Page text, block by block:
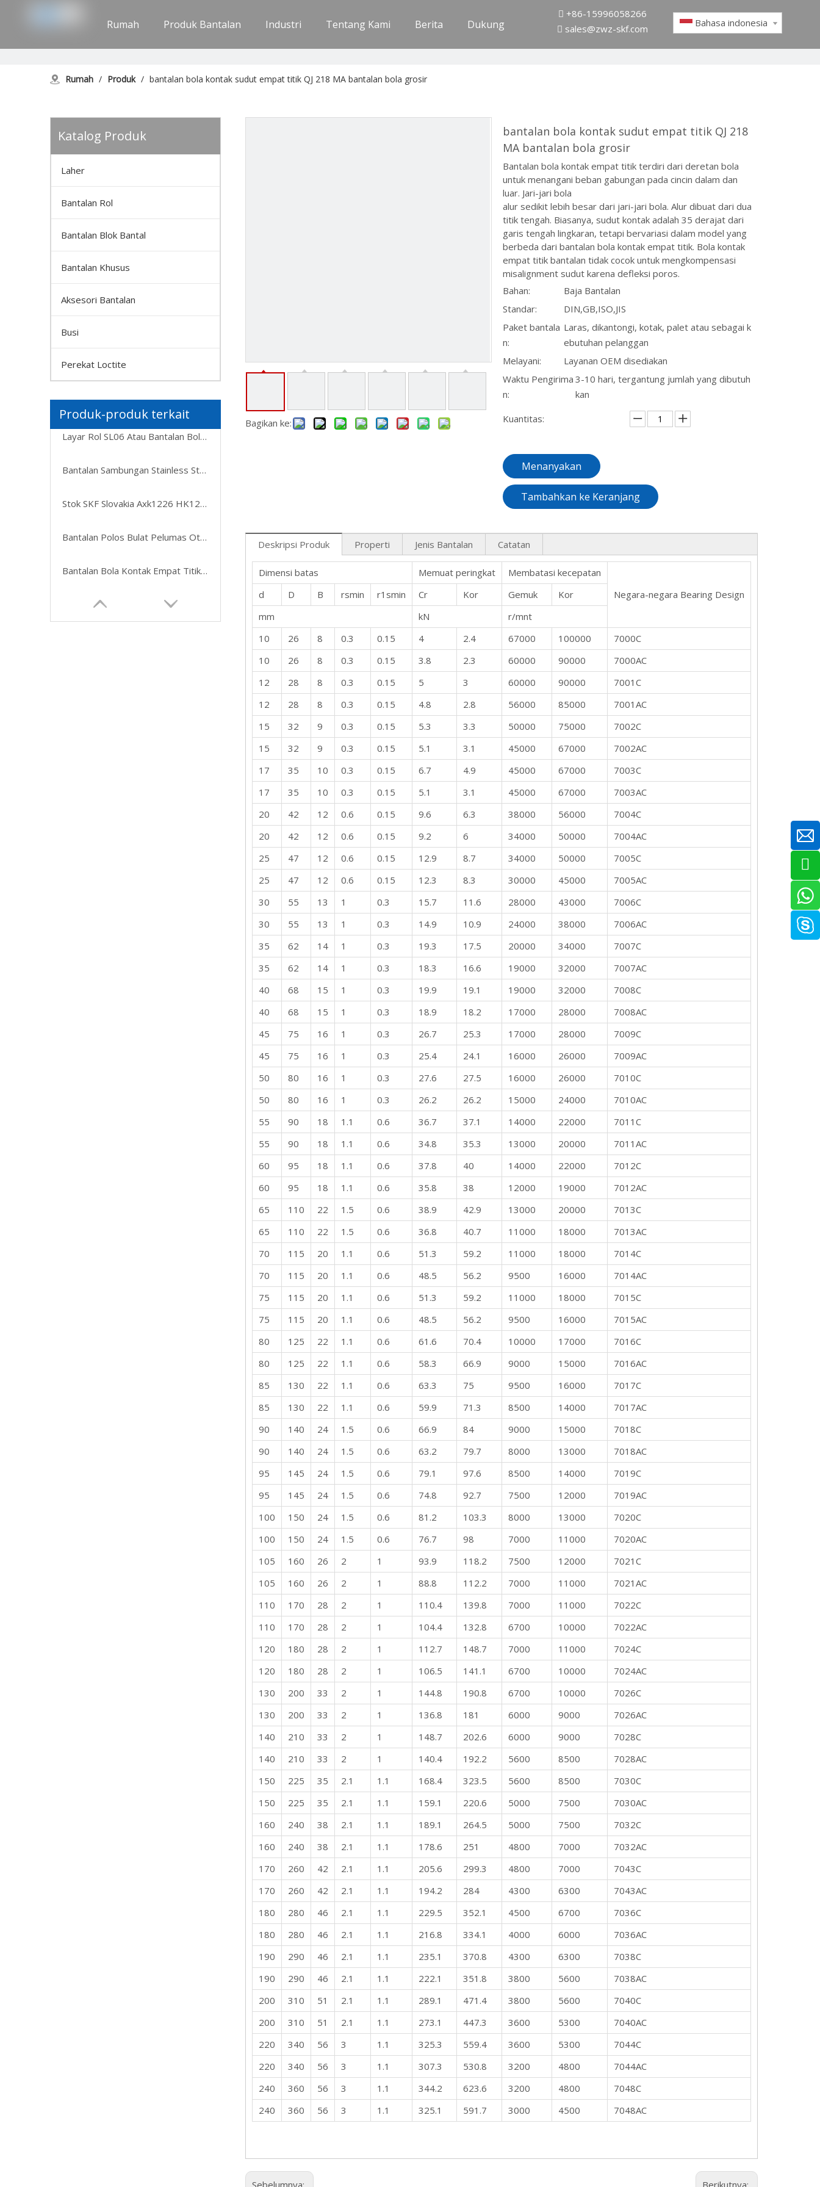
Rumah Produk Bantalan Industri Tentang Kami Berita Dukung
 +86-15996058266
 sales@zwz-skf.com Bahasa indonesia
Rumah / Produk / bantalan bola kontak sudut empat titik QJ 218 MA bantalan bola grosir
Katalog Produk
Laher
Bantalan Rol
Bantalan Blok Bantal
Bantalan Khusus
Aksesori Bantalan
Busi
Perekat Loctite
Produk-produk terkait
Layar Rol SL06 Atau Bantalan Bola Penyelaras Otomatis Pompa Terendam
Bantalan Sambungan Stainless Steel Bulat Bantalan Biasa Geg50es Gem60es-2RS Geg63es Gem70es-2RS Gem80es-2RS Geg80es Geg100es Geg125es Geg160es Geg200es
Stok SKF Slovakia Axk1226 HK1210 HK1212 Bantalan Rol Jarum 12X18X12mm
Bantalan Polos Bulat Pelumas Otomatis Umur Panjang, Bantalan Polos Bulat Baja ke Baja Umur Panjang, Pelumas Otomatis Umur Panjang untuk Bantalan Rol Motor untuk Pompa
Bantalan Bola Kontak Empat Titik Kualitas Tinggi Dan Bantalan Harga Rendah Buatan China QJ304N2MA QJ304TVP 20X52X15
Bagikan ke:
bantalan bola kontak sudut empat titik QJ 218
MA bantalan bola grosir
Bantalan bola kontak empat titik terdiri dari deretan bola
untuk menangani beban gabungan pada cincin dalam dan
luar. Jari-jari bola
alur sedikit lebih besar dari jari-jari bola. Alur dibuat dari dua
titik tengah. Biasanya, sudut kontak adalah 35 derajat dari
garis tengah lingkaran, tetapi bervariasi dalam model yang
berbeda dari bantalan bola kontak empat titik. Bola kontak
empat titik bantalan tidak cocok untuk mengkompensasi
misalignment sudut karena defleksi poros.
Bahan:
Baja Bantalan
Standar:
DIN,GB,ISO,JIS
Paket bantala
n:
Laras, dikantongi, kotak, palet atau sebagai k
ebutuhan pelanggan
Melayani:
Layanan OEM disediakan
Waktu Pengirima
n:
3-10 hari, tergantung jumlah yang dibutuh
kan
Kuantitas:
Menanyakan
Tambahkan ke Keranjang
Deskripsi Produk Properti Jenis Bantalan Catatan
Dimensi batas Memuat peringkat
Membatasi kecepatan
Negara-negara Bearing Design
d D B rsmin r1smin Cr Kor Gemuk
Kor
mm
kN
r/mnt
10
26 8 0.3 0.15 4 2.4 67000 100000
7000C
10
26 8 0.3 0.15 3.8 2.3 60000 90000
7000AC
12
28 8 0.3 0.15 5 3 60000 90000
7001C
12
28 8 0.3 0.15 4.8 2.8 56000 85000
7001AC
15
32 9 0.3 0.15 5.3 3.3 50000 75000
7002C
15
32 9 0.3 0.15 5.1 3.1 45000 67000
7002AC
17
35 10 0.3 0.15 6.7 4.9 45000 67000
7003C
17
35 10 0.3 0.15 5.1 3.1 45000 67000
7003AC
20
42 12 0.6 0.15 9.6 6.3 38000 56000
7004C
20
42 12 0.6 0.15 9.2 6 34000 50000
7004AC
25
47 12 0.6 0.15 12.9 8.7 34000 50000
7005C
25
47 12 0.6 0.15 12.3 8.3 30000 45000
7005AC
30
55 13 1 0.3 15.7 11.6 28000 43000
7006C
30
55 13 1 0.3 14.9 10.9 24000 38000
7006AC
35
62 14 1 0.3 19.3 17.5 20000 34000
7007C
35
62 14 1 0.3 18.3 16.6 19000 32000
7007AC
40
68 15 1 0.3 19.9 19.1 19000 32000
7008C
40
68 15 1 0.3 18.9 18.2 17000 28000
7008AC
45
75 16 1 0.3 26.7 25.3 17000 28000
7009C
45
75 16 1 0.3 25.4 24.1 16000 26000
7009AC
50
80 16 1 0.3 27.6 27.5 16000 26000
7010C
50
80 16 1 0.3 26.2 26.2 15000 24000
7010AC
55
90 18 1.1 0.6 36.7 37.1 14000 22000
7011C
55
90 18 1.1 0.6 34.8 35.3 13000 20000
7011AC
60
95 18 1.1 0.6 37.8 40 14000 22000
7012C
60
95 18 1.1 0.6 35.8 38 12000 19000
7012AC
65
110 22 1.5 0.6 38.9 42.9 13000 20000
7013C
65
110 22 1.5 0.6 36.8 40.7 11000 18000
7013AC
70
115 20 1.1 0.6 51.3 59.2 11000 18000
7014C
70
115 20 1.1 0.6 48.5 56.2 9500 16000
7014AC
75
115 20 1.1 0.6 51.3 59.2 11000 18000
7015C
75
115 20 1.1 0.6 48.5 56.2 9500 16000
7015AC
80
125 22 1.1 0.6 61.6 70.4 10000 17000
7016C
80
125 22 1.1 0.6 58.3 66.9 9000 15000
7016AC
85
130 22 1.1 0.6 63.3 75 9500 16000
7017C
85
130 22 1.1 0.6 59.9 71.3 8500 14000
7017AC
90
140 24 1.5 0.6 66.9 84 9000 15000
7018C
90
140 24 1.5 0.6 63.2 79.7 8000 13000
7018AC
95
145 24 1.5 0.6 79.1 97.6 8500 14000
7019C
95
145 24 1.5 0.6 74.8 92.7 7500 12000
7019AC
100
150 24 1.5 0.6 81.2 103.3 8000 13000
7020C
100
150 24 1.5 0.6 76.7 98 7000 11000
7020AC
105
160 26 2 1 93.9 118.2 7500 12000
7021C
105
160 26 2 1 88.8 112.2 7000 11000
7021AC
110
170 28 2 1 110.4 139.8 7000 11000
7022C
110
170 28 2 1 104.4 132.8 6700 10000
7022AC
120
180 28 2 1 112.7 148.7 7000 11000
7024C
120
180 28 2 1 106.5 141.1 6700 10000
7024AC
130
200 33 2 1 144.8 190.8 6700 10000
7026C
130
200 33 2 1 136.8 181 6000 9000
7026AC
140
210 33 2 1 148.7 202.6 6000 9000
7028C
140
210 33 2 1 140.4 192.2 5600 8500
7028AC
150
225 35 2.1 1.1 168.4 323.5 5600 8500
7030C
150
225 35 2.1 1.1 159.1 220.6 5000 7500
7030AC
160
240 38 2.1 1.1 189.1 264.5 5000 7500
7032C
160
240 38 2.1 1.1 178.6 251 4800 7000
7032AC
170
260 42 2.1 1.1 205.6 299.3 4800 7000
7043C
170
260 42 2.1 1.1 194.2 284 4300 6300
7043AC
180
280 46 2.1 1.1 229.5 352.1 4500 6700
7036C
180
280 46 2.1 1.1 216.8 334.1 4000 6000
7036AC
190
290 46 2.1 1.1 235.1 370.8 4300 6300
7038C
190
290 46 2.1 1.1 222.1 351.8 3800 5600
7038AC
200
310 51 2.1 1.1 289.1 471.4 3800 5600
7040C
200
310 51 2.1 1.1 273.1 447.3 3600 5300
7040AC
220
340 56 3 1.1 325.3 559.4 3600 5300
7044C
220
340 56 3 1.1 307.3 530.8 3200 4800
7044AC
240
360 56 3 1.1 344.2 623.6 3200 4800
7048C
240
360 56 3 1.1 325.1 591.7 3000 4500 7048AC
Sebelumnya: Berikutnya: